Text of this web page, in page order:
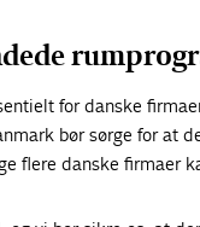
for danske
bør sørge for at
flere danske firmaer